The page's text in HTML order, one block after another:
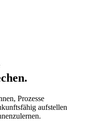
Prozesse
aufstellen